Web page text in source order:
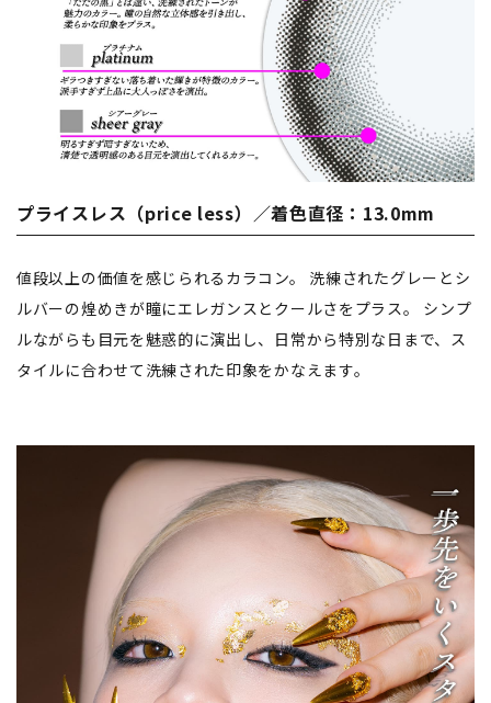
プライスレス（price less）／着色直径：13.0mm
値段以上の価値を感じられるカラコン。 洗練されたグレーとシ
ルバーの煌めきが瞳にエレガンスとクールさをプラス。 シンプ
ルながらも目元を魅惑的に演出し、日常から特別な日まで、ス
タイルに合わせて洗練された印象をかなえます。